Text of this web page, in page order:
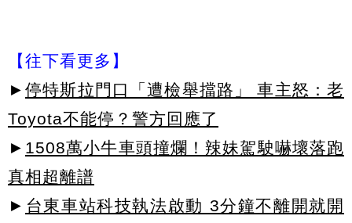
【往下看更多】
► 停特斯拉門口「遭檢舉擋路」 車主怒：老
Toyota不能停？警方回應了
► 1508萬小牛車頭撞爛！辣妹駕駛嚇壞落跑
真相超離譜
► 台東車站科技執法啟動 3分鐘不離開就開